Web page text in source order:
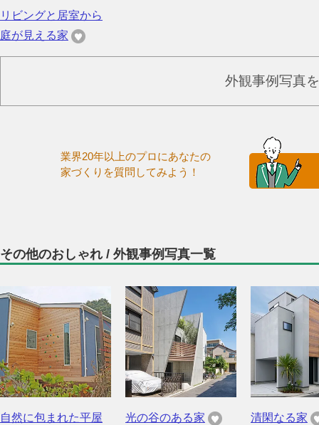
リビングと居室から
庭が見える家
外観事例写真
業界20年以上のプロにあなたの
家づくりを質問してみよう！
その他のおしゃれ / 外観事例写真一覧
自然に包まれた平屋
光の谷のある家 清閑なる家